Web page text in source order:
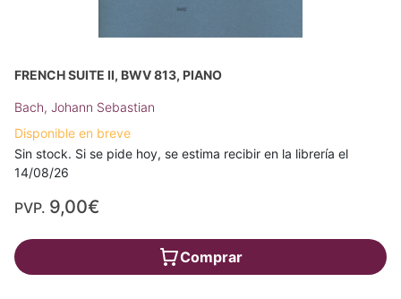
FRENCH SUITE II, BWV 813, PIANO
Bach, Johann Sebastian
Disponible en breve
Sin stock. Si se pide hoy, se estima recibir en la librería el
14/08/26
PVP. 9,00€
Comprar